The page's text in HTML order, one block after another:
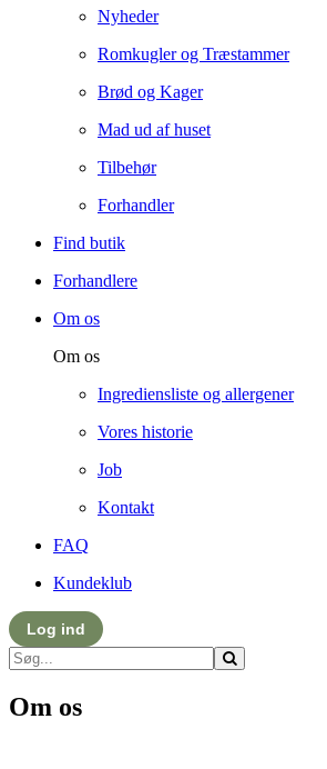
Nyheder
Romkugler og Træstammer
Brød og Kager
Mad ud af huset
Tilbehør
Forhandler
Find butik
Forhandlere
Om os
Om os
Ingrediensliste og allergener
Vores historie
Job
Kontakt
FAQ
Kundeklub
Log ind
Om os